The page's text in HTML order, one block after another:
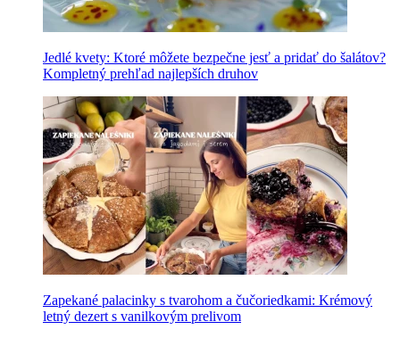
Jedlé kvety: Ktoré môžete bezpečne jesť a pridať do šalátov?
Kompletný prehľad najlepších druhov
Zapekané palacinky s tvarohom a čučoriedkami: Krémový
letný dezert s vanilkovým prelivom